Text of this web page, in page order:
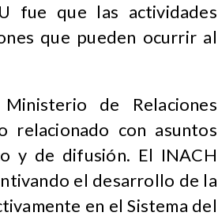
fue que las actividades
que pueden ocurrir al
de Relaciones
relacionado con asuntos
y de difusión. El INACH
el desarrollo de la
en el Sistema del